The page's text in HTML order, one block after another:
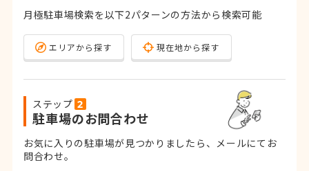
月極駐車場検索を以下2パターンの方法から検索可能
エリアから探す 現在地から探す
ステップ
駐車場のお問合わせ
お気に入りの駐車場が見つかりましたら、メールにてお
問合わせ。